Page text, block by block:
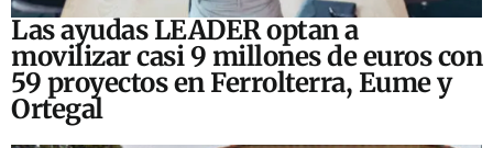
Las ayudas LEADER optan a
movilizar casi 9 millones de euros con
59 proyectos en Ferrolterra, Eume y
Ortegal